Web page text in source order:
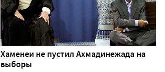
Хаменеи не пустил Ахмадинежада на
выборы